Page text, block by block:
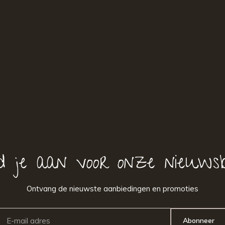
je aan voor onze
Ontvang de nieuwste aanbiedingen en promoties
Abonneer